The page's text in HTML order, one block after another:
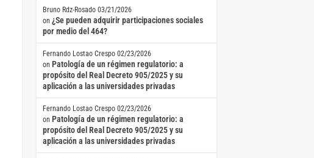
Bruno Rdz-Rosado 03/21/2026
on ¿Se pueden adquirir participaciones sociales
por medio del 464?
Fernando Lostao Crespo 02/23/2026
on Patología de un régimen regulatorio: a
propósito del Real Decreto 905/2025 y su
aplicación a las universidades privadas
Fernando Lostao Crespo 02/23/2026
on Patología de un régimen regulatorio: a
propósito del Real Decreto 905/2025 y su
aplicación a las universidades privadas